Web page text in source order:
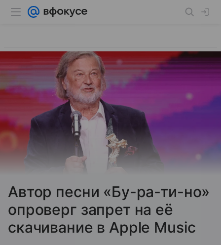
Автор песни «Бу-ра-ти-но»
опроверг запрет на её
скачивание в Apple Music